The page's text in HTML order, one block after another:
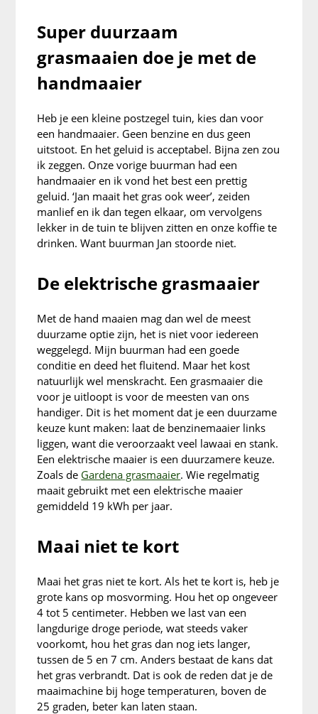
Super duurzaam
grasmaaien doe je met de
handmaaier
Heb je een kleine postzegel tuin, kies dan voor
een handmaaier. Geen benzine en dus geen
uitstoot. En het geluid is acceptabel. Bijna zen zou
ik zeggen. Onze vorige buurman had een
handmaaier en ik vond het best een prettig
geluid. ‘Jan maait het gras ook weer’, zeiden
manlief en ik dan tegen elkaar, om vervolgens
lekker in de tuin te blijven zitten en onze koffie te
drinken. Want buurman Jan stoorde niet.
De elektrische grasmaaier
Met de hand maaien mag dan wel de meest
duurzame optie zijn, het is niet voor iedereen
weggelegd. Mijn buurman had een goede
conditie en deed het fluitend. Maar het kost
natuurlijk wel menskracht. Een grasmaaier die
voor je uitloopt is voor de meesten van ons
handiger. Dit is het moment dat je een duurzame
keuze kunt maken: laat de benzinemaaier links
liggen, want die veroorzaakt veel lawaai en stank.
Een elektrische maaier is een duurzamere keuze.
Zoals de Gardena grasmaaier. Wie regelmatig
maait gebruikt met een elektrische maaier
gemiddeld 19 kWh per jaar.
Maai niet te kort
Maai het gras niet te kort. Als het te kort is, heb je
grote kans op mosvorming. Hou het op ongeveer
4 tot 5 centimeter. Hebben we last van een
langdurige droge periode, wat steeds vaker
voorkomt, hou het gras dan nog iets langer,
tussen de 5 en 7 cm. Anders bestaat de kans dat
het gras verbrandt. Dat is ook de reden dat je de
maaimachine bij hoge temperaturen, boven de
25 graden, beter kan laten staan.